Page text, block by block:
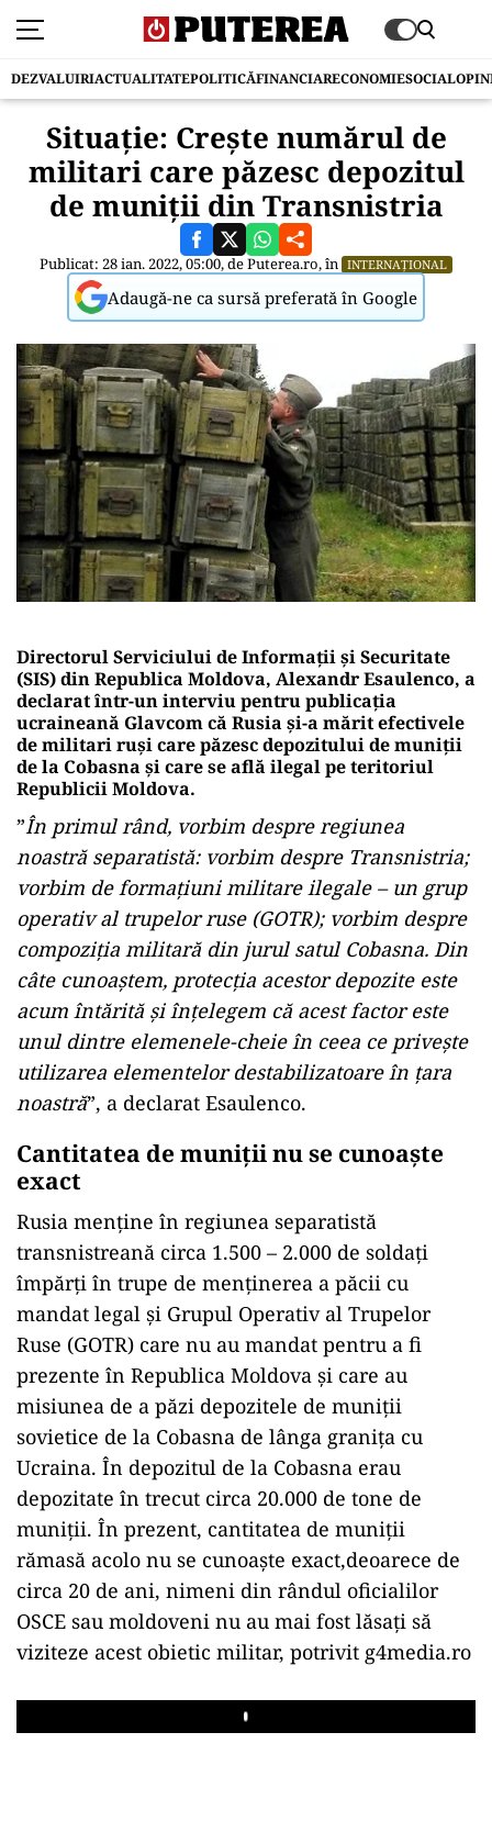
DEZVALUIRIACTUALITATEPOLITICĂFINANCIARECONOMIESOCIAL
Situație: Crește numărul de
militari care păzesc depozitul
de muniții din Transnistria
Publicat: 28 ian. 2022, 05:00, dePuterea.ro, în INTERNAȚIONAL
Adaugă-ne ca sursă preferată în Google
Directorul Serviciului de Informații și Securitate
(SIS) din Republica Moldova, Alexandr Esaulenco, a
declarat într-un interviu pentru publicația
ucraineană Glavcom că Rusia și-a mărit efectivele
de militari ruși care păzesc depozitului de muniții
de la Cobasna și care se află ilegal pe teritoriul
Republicii Moldova.
”În primul rând, vorbim despre regiunea
noastră separatistă: vorbim despre Transnistria;
vorbim de formațiuni militare ilegale – un grup
operativ al trupelor ruse (GOTR); vorbim despre
compoziția militară din jurul satul Cobasna. Din
câte cunoaștem, protecția acestor depozite este
acum întărită și înțelegem că acest factor este
unul dintre elemenele-cheie în ceea ce privește
utilizarea elementelor destabilizatoare în țara
noastră”, a declarat Esaulenco.
Cantitatea de muniții nu se cunoaște
exact
Rusia menține în regiunea separatistă
transnistreană circa 1.500 – 2.000 de soldați
împărți în trupe de menținerea a păcii cu
mandat legal și Grupul Operativ al Trupelor
Ruse (GOTR) care nu au mandat pentru a fi
prezente în Republica Moldova și care au
misiunea de a păzi depozitele de muniții
sovietice de la Cobasna de lânga granița cu
Ucraina. În depozitul de la Cobasna erau
depozitate în trecut circa 20.000 de tone de
muniții. În prezent, cantitatea de muniții
rămasă acolo nu se cunoaște exact,deoarece de
circa 20 de ani, nimeni din rândul oficialilor
OSCE sau moldoveni nu au mai fost lăsați să
viziteze acest obietic militar, potrivit g4media.ro
Play